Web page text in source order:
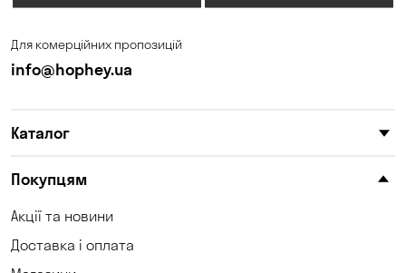
Для комерційних пропозицій
info@hophey.ua
Каталог
Покупцям
Акції та новини
Доставка і оплата